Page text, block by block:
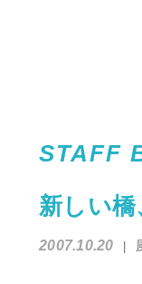
STAFF
新しい
2007.10.20